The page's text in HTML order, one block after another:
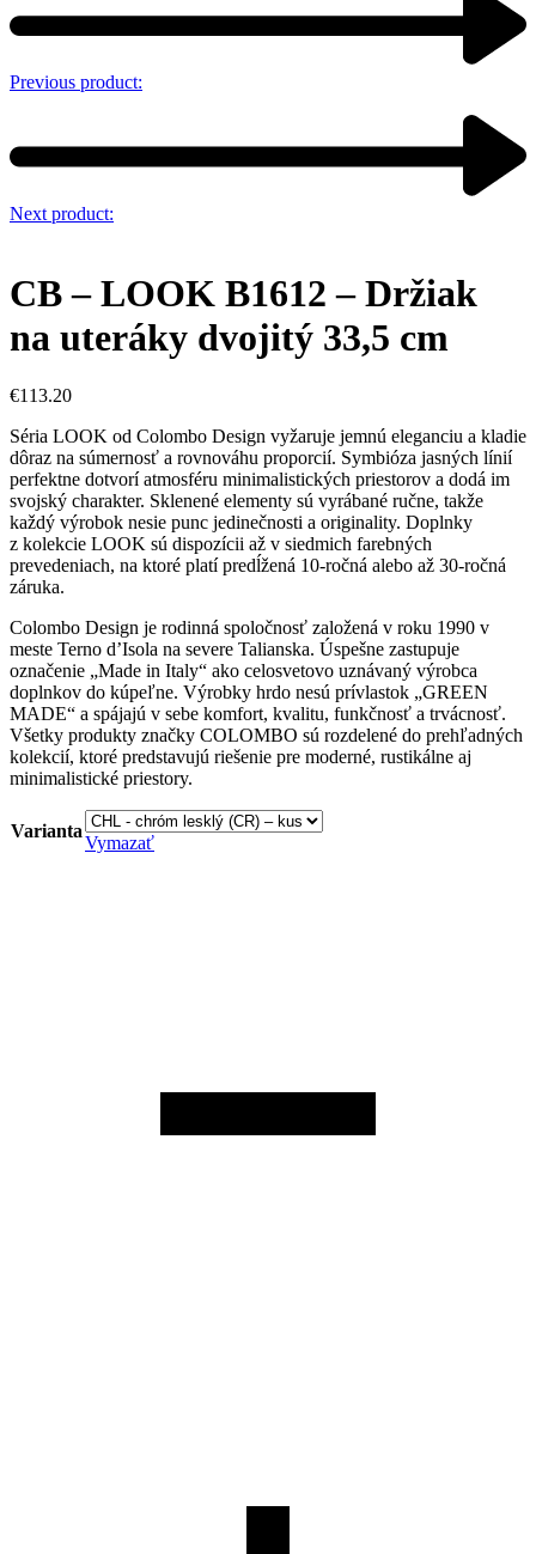
Previous product:
Next product:
CB – LOOK B1612 – Držiak
na uteráky dvojitý 33,5 cm
€113.20
Séria LOOK od Colombo Design vyžaruje jemnú eleganciu a kladie
dôraz na súmernosť a rovnováhu proporcií. Symbióza jasných línií
perfektne dotvorí atmosféru minimalistických priestorov a dodá im
svojský charakter. Sklenené elementy sú vyrábané ručne, takže
každý výrobok nesie punc jedinečnosti a originality. Doplnky
z kolekcie LOOK sú dispozícii až v siedmich farebných
prevedeniach, na ktoré platí predĺžená 10-ročná alebo až 30-ročná
záruka.
Colombo Design je rodinná spoločnosť založená v roku 1990 v
meste Terno d’Isola na severe Talianska. Úspešne zastupuje
označenie „Made in Italy“ ako celosvetovo uznávaný výrobca
doplnkov do kúpeľne. Výrobky hrdo nesú prívlastok „GREEN
MADE“ a spájajú v sebe komfort, kvalitu, funkčnosť a trvácnosť.
Všetky produkty značky COLOMBO sú rozdelené do prehľadných
kolekcií, ktoré predstavujú riešenie pre moderné, rustikálne aj
minimalistické priestory.
Varianta
Vymazať